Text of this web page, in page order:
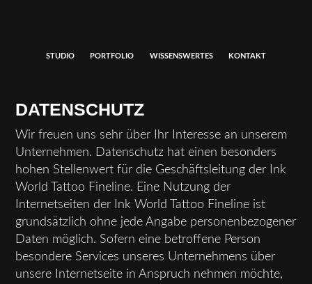
STUDIO PORTFOLIO WISSENSWERTES KONTAKT
DATENSCHUTZ
Wir freuen uns sehr über Ihr Interesse an unserem
Unternehmen. Datenschutz hat einen besonders
hohen Stellenwert für die Geschäftsleitung der Ink
World Tattoo Fineline. Eine Nutzung der
Internetseiten der Ink World Tattoo Fineline ist
grundsätzlich ohne jede Angabe personenbezogener
Daten möglich. Sofern eine betroffene Person
besondere Services unseres Unternehmens über
unsere Internetseite in Anspruch nehmen möchte,